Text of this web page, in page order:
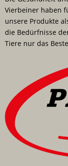
Vierbeiner haben
unsere Produkte
die Bedürfnisse
Tiere nur das